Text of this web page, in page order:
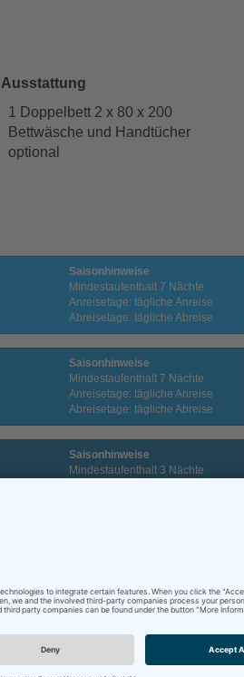
Ausstattung
1 Doppelbett 2 x 80 x 200
Bettwäsche und Handtücher
optional
Saisonhinweise
Mindestaufenthalt 7 Nächte
Anreisetage: tägliche Anreise
Abreisetage: tägliche Abreise
Saisonhinweise
Mindestaufenthalt 7 Nächte
Anreisetage: tägliche Anreise
Abreisetage: tägliche Abreise
Saisonhinweise
Mindestaufenthalt 3 Nächte
Abreisetage: tägliche Abreise
Saisonhinweise
Anreisetage: tägliche Anreise